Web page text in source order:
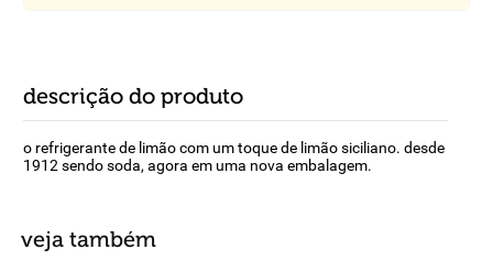
descrição do produto
o refrigerante de limão com um toque de limão siciliano. desde
1912 sendo soda, agora em uma nova embalagem.
veja também